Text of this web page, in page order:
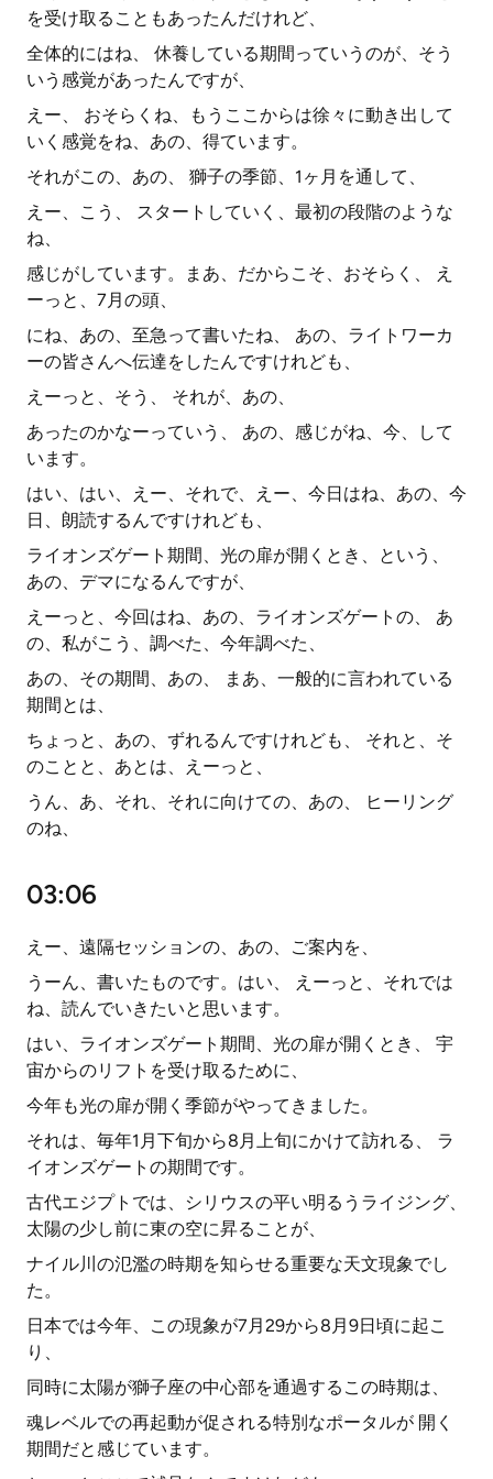
を受け取ることもあったんだけれど、
全体的にはね、 休養している期間っていうのが、そう
いう感覚があったんですが、
えー、 おそらくね、もうここからは徐々に動き出して
いく感覚をね、あの、得ています。
それがこの、あの、 獅子の季節、1ヶ月を通して、
えー、こう、 スタートしていく、最初の段階のような
ね、
感じがしています。まあ、だからこそ、おそらく、 え
ーっと、7月の頭、
にね、あの、至急って書いたね、 あの、ライトワーカ
ーの皆さんへ伝達をしたんですけれども、
えーっと、そう、 それが、あの、
あったのかなーっていう、 あの、感じがね、今、して
います。
はい、はい、えー、それで、えー、今日はね、あの、今
日、朗読するんですけれども、
ライオンズゲート期間、光の扉が開くとき、という、
あの、デマになるんですが、
えーっと、今回はね、あの、ライオンズゲートの、 あ
の、私がこう、調べた、今年調べた、
あの、その期間、あの、 まあ、一般的に言われている
期間とは、
ちょっと、あの、ずれるんですけれども、 それと、そ
のことと、あとは、えーっと、
うん、あ、それ、それに向けての、あの、 ヒーリング
のね、
03:06
えー、遠隔セッションの、あの、ご案内を、
うーん、書いたものです。はい、 えーっと、それでは
ね、読んでいきたいと思います。
はい、ライオンズゲート期間、光の扉が開くとき、 宇
宙からのリフトを受け取るために、
今年も光の扉が開く季節がやってきました。
それは、毎年1月下旬から8月上旬にかけて訪れる、 ラ
イオンズゲートの期間です。
古代エジプトでは、シリウスの平い明るうライジング、
太陽の少し前に東の空に昇ることが、
ナイル川の氾濫の時期を知らせる重要な天文現象でし
た。
日本では今年、この現象が7月29から8月9日頃に起こ
り、
同時に太陽が獅子座の中心部を通過するこの時期は、
魂レベルでの再起動が促される特別なポータルが 開く
期間だと感じています。